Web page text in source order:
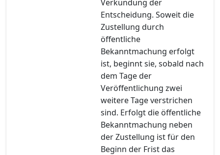
Verkündung der
Entscheidung. Soweit die
Zustellung durch
öffentliche
Bekanntmachung erfolgt
ist, beginnt sie, sobald nach
dem Tage der
Veröffentlichung zwei
weitere Tage verstrichen
sind. Erfolgt die öffentliche
Bekanntmachung neben
der Zustellung ist für den
Beginn der Frist das